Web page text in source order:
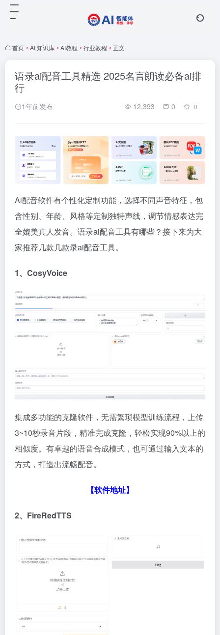
首页 • AI 知识库 • AI教程 • 行业教程 • 正文
语录ai配音工具精选 2025名言朗读必备ai排
行
1年前发布 12,393 0 0
Ai配音软件有个性化定制功能，选择不同声音特征，包
含性别、年龄、风格等定制独特声线，调节情感表达完
全媲美真人发音。语录ai配音工具有哪些？接下来为大
家推荐几款几款录ai配音工具。
1、CosyVoice
集成多功能的克隆软件，无需繁琐模型训练流程，上传
3~10秒录音片段，精准完成克隆，轻松实现90%以上的
相似度。有卓越的语音合成模式，也可通过输入文本的
方式，打造出流畅配音。
【软件地址】
2、FireRedTTS